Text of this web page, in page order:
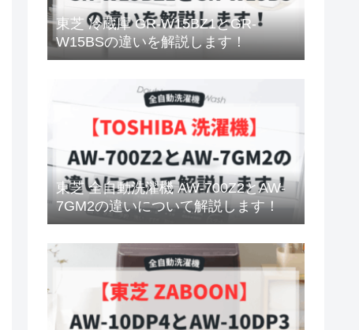
東芝 冷蔵庫 GR-W15BZ1とGR-
W15BSの違いを解説します！
東芝 全自動洗濯機 AW-700Z2とAW-
7GM2の違いについて解説します！